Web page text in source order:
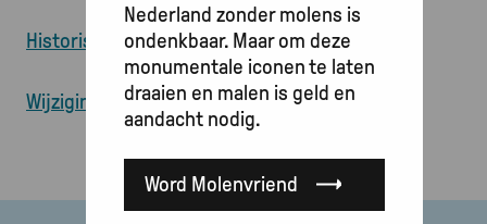
Historische informatie over deze molen
Wijzigingen doorgeven
Nederland zonder molens is
ondenkbaar. Maar om deze
monumentale iconen te laten
draaien en malen is geld en
aandacht nodig.
Word Molenvriend